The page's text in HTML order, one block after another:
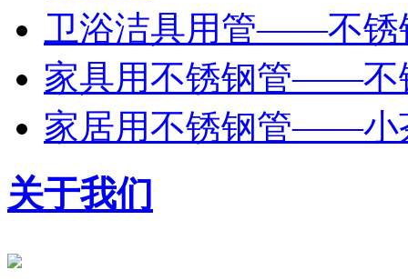
卫浴洁具用管——不锈
家具用不锈钢管——不
家居用不锈钢管——小
关于我们